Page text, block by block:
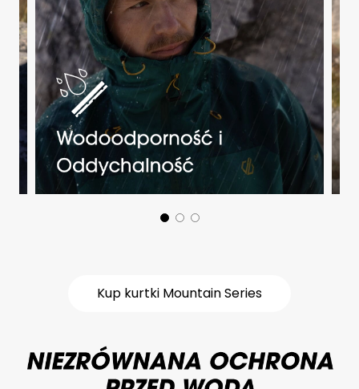
Kup kurtki Mountain Series